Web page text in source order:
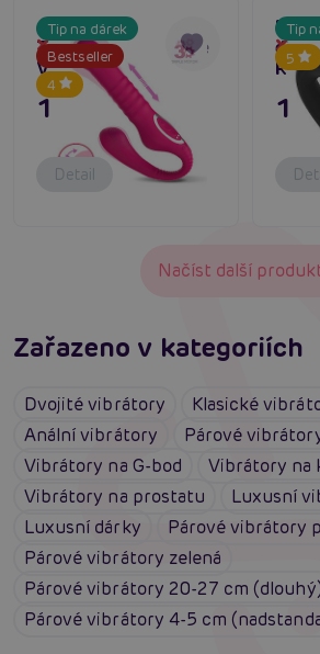
Tip na dárek
Bestseller
4
Action No.
TwentyThree Double
Vibe (Purple)
Dočasně vyprodané
1 795 Kč
Detail
Tip
5
1
Načíst další
Zařazeno v kategoriích
Dvojité vibrátory
Klasické
Anální vibrátory
Párové
Vibrátory na G-bod
Vibrátory na
Vibrátory na prostatu
Luxusní
Luxusní dárky
Párové vibrátory
Párové vibrátory zelená
Párové vibrátory 20-27 cm
Párové vibrátory 4-5 cm